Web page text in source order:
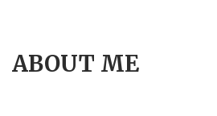
ABOUT ME